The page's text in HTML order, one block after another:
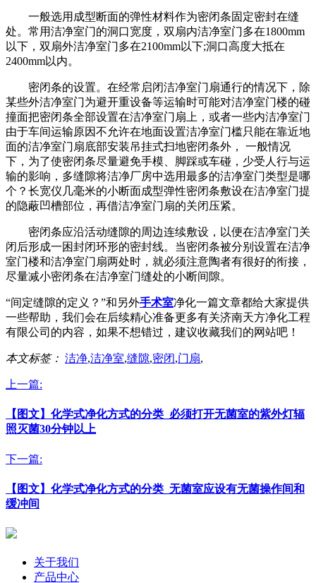
一般选用成型断面的弹性材料作为密闭条固定密封在缝
处。常用洁净室门的洞口宽度，双扇内洁净室门多在1800mm
以下，双扇外洁净室门多在2100mm以下;洞口高度大抵在
2400mm以内。
密闭条的设置。在经常启闭洁净室门扇通行的情况下，除
某些外洁净室门为避开重设备等运输时可能对洁净室门楼的碰
撞面把密闭条全部设置在洁净室门扇上，或者一些内洁净室门
由于车间运输原因不允许在地面设置洁净室门槛只能在靠近地
面的洁净室门扇底部安装吊挂式扫地密闭条外， 一般情况
下，为了使密闭条尽量避免手模、脚踩或车碰，少受人行与运
输的影响，多缝隙将洁净厂房中选用最多的洁净室门类型是哪
个？长宽仪几毫米的小断面成型弹性密闭条敷设在洁净室门提
的隐蔽凹槽部位，再借洁净室门扇的关闭压紧。
密闭条应沿活动缝隙的周边连续敷设，以便在洁净室门关
闭后形成一困封闭环形的密封线。当密闭条被分别设置在洁净
室门楼和洁净室门扇两处时，就必须注意陶者有很好的衔接，
尽量减小密闭条在洁净室门缝处的小断间隙。
“间定缝隙的定义？”和另外手术室净化一篇文章都给大家提供
一些帮助，我们会在后续精心准备更多有关济南天方净化工程
有限公司的内容，如果不想错过，建议收藏我们的网站吧！
本文标签： 洁净,洁净室,缝隙,密闭,门扇,
上一篇:
【图文】化学式净化方式的分类_必须打开无菌室的紫外灯辐
照灭菌30分钟以上
下一篇:
【图文】化学式净化方式的分类_无菌室应设有无菌操作间和
缓冲间
关于我们
产品中心